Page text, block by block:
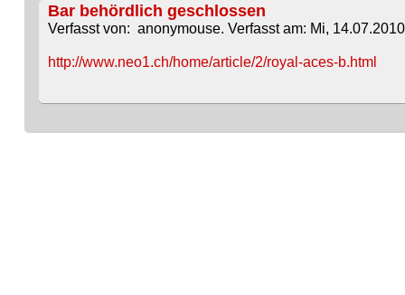
Bar behördlich geschlossen
Verfasst von: anonymouse. Verfasst am: Mi,
http://www.neo1.ch/home/article/2/royal-aces-b.html